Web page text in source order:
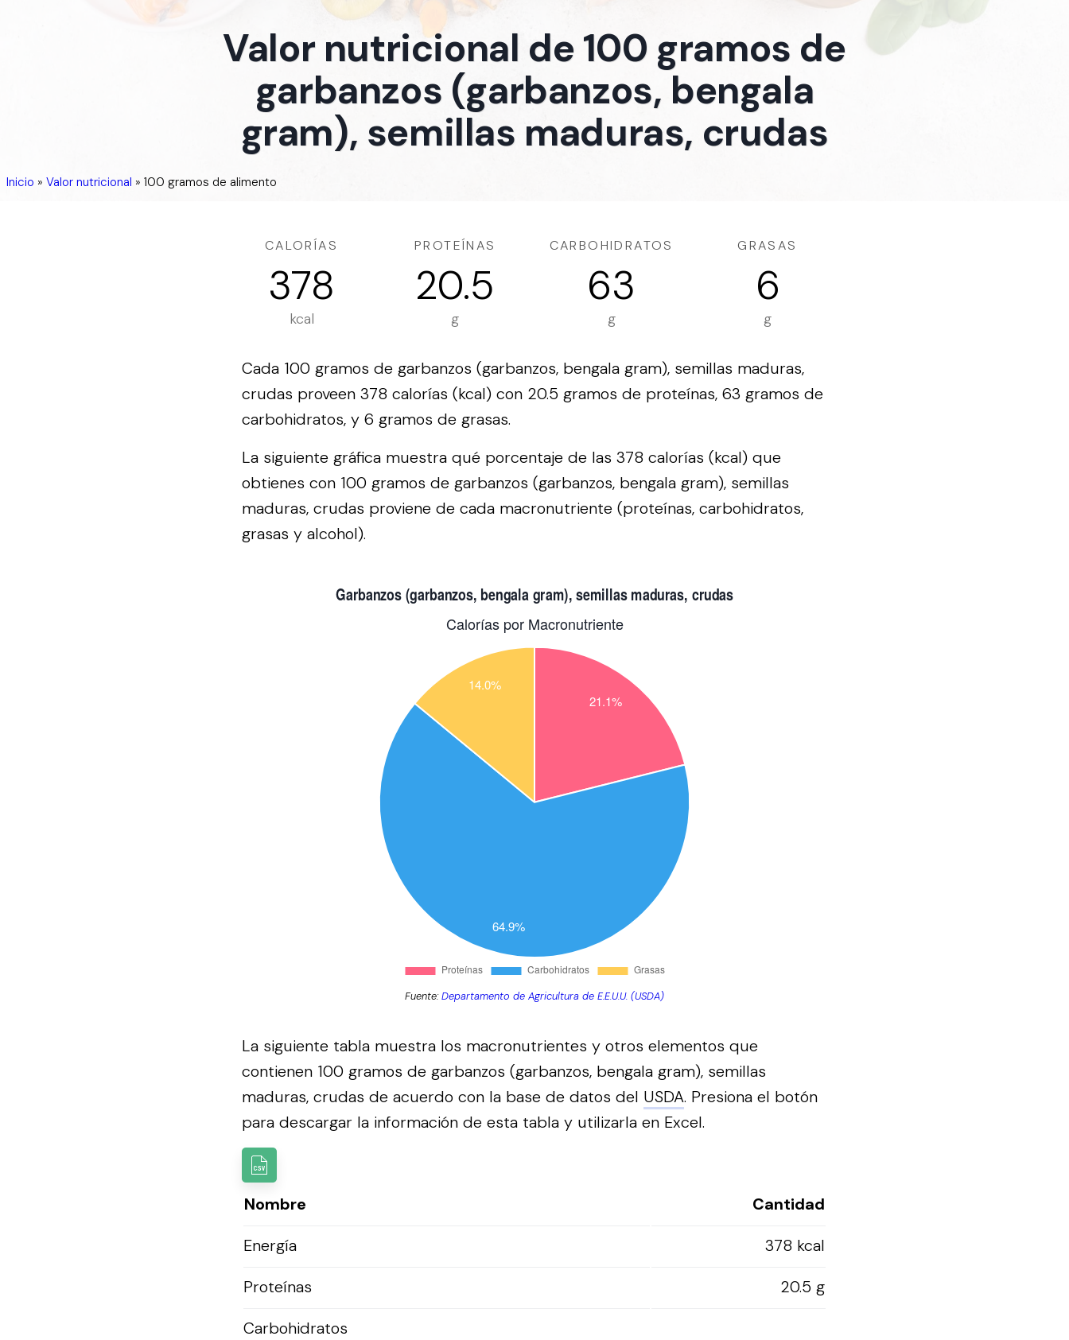
Valor nutricional de 100 gramos de
garbanzos (garbanzos, bengala
gram), semillas maduras, crudas
Inicio » Valor nutricional » 100 gramos de alimento
CALORÍAS
378
kcal
PROTEÍNAS
20.5
g
CARBOHIDRATOS
63
g
GRASAS
6
g
Cada 100 gramos de garbanzos (garbanzos, bengala gram), semillas maduras,
crudas proveen 378 calorías (kcal) con 20.5 gramos de proteínas, 63 gramos de
carbohidratos, y 6 gramos de grasas.
La siguiente gráfica muestra qué porcentaje de las 378 calorías (kcal) que
obtienes con 100 gramos de garbanzos (garbanzos, bengala gram), semillas
maduras, crudas proviene de cada macronutriente (proteínas, carbohidratos,
grasas y alcohol).
Fuente:Departamento de Agricultura de E.E.U.U. (USDA)
La siguiente tabla muestra los macronutrientes y otros elementos que
contienen 100 gramos de garbanzos (garbanzos, bengala gram), semillas
maduras, crudas de acuerdo con la base de datos del USDA. Presiona el botón
para descargar la información de esta tabla y utilizarla en Excel.
Nombre
Cantidad
Energía
378 kcal
Proteínas
20.5 g
Carbohidratos